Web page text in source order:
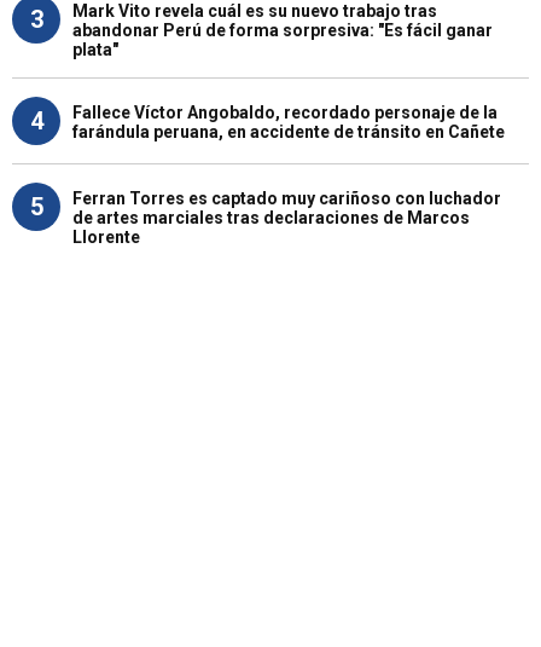
3
Mark Vito revela cuál es su nuevo trabajo tras
abandonar Perú de forma sorpresiva: "Es fácil ganar
plata"
4
Fallece Víctor Angobaldo, recordado personaje de la
farándula peruana, en accidente de tránsito en Cañete
5
Ferran Torres es captado muy cariñoso con luchador
de artes marciales tras declaraciones de Marcos
Llorente